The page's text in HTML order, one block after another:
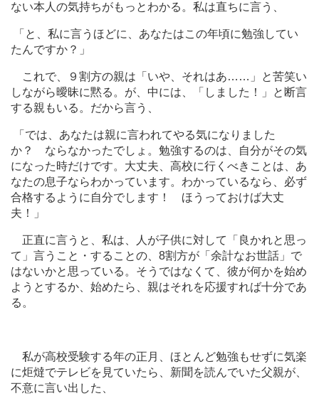
ない本人の気持ちがもっとわかる。私は直ちに言う、
「と、私に言うほどに、あなたはこの年頃に勉強してい
たんですか？」
これで、９割方の親は「いや、それはあ… …」と苦笑い
しながら曖昧に黙る。が、中には、「しました！」と断言
する親もいる。だから言う、
「では、あなたは親に言われてやる気になりました
か？ ならなかったでしょ。勉強するのは、自分がその気
になった時だけです。大丈夫、高校に行くべきことは、あ
なたの息子ならわかっています。わかっているなら、必ず
合格するように自分でします！ ほうっておけば大丈
夫！」
正直に言うと、私は、人が子供に対して「良かれと思っ
て」言うこと・することの、8割方が「余計なお世話」で
はないかと思っている。そうではなくて、彼が何かを始め
ようとするか、始めたら、親はそれを応援すれば十分であ
る。
私が高校受験する年の正月、ほとんど勉強もせずに気楽
に炬燵でテレビを見ていたら、新聞を読んでいた父親が、
不意に言い出した、